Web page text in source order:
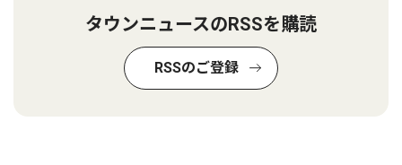
タウンニュースのRSSを購読
RSSのご登録